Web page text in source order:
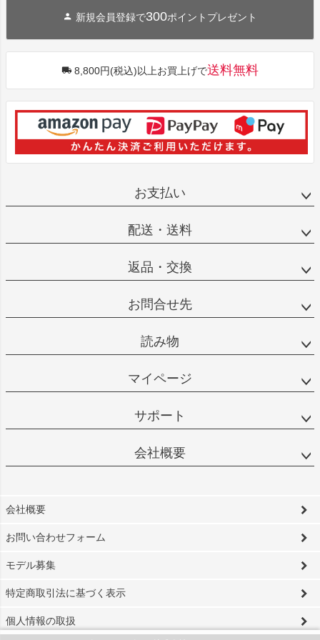
新規会員登録で300ポイントプレゼント
8,800円(税込)以上お買上げで送料無料
お支払い
配送・送料
返品・交換
お問合せ先
読み物
マイページ
サポート
会社概要
会社概要
お問い合わせフォーム
モデル募集
特定商取引法に基づく表示
個人情報の取扱